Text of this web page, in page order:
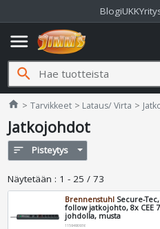
BlogiUKK
menu
search
home Jimms.fi
Tarvikkeet Lataus/ Virta
Jatkojohdot
sort Pisteytys
Näytetään : 1 - 25 / 73
Brennenstuhl Secure-
follow jatkojohto, 8x CEE
johdolla, musta
1159490936